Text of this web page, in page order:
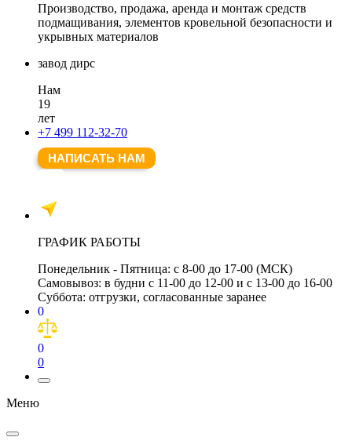
Производство, продажа, аренда и монтаж средств
подмащивания, элементов кровельной безопасности и
укрывных материалов
завод дирс
Нам
19
лет
+7 499 112-32-70
НАПИСАТЬ НАМ
ГРАФИК РАБОТЫ
Понедельник - Пятница: с 8-00 до 17-00 (МСК)
Самовывоз: в будни с 11-00 до 12-00 и с 13-00 до 16-00
Суббота: отгрузки, согласованные заранее
0
0
0
Меню